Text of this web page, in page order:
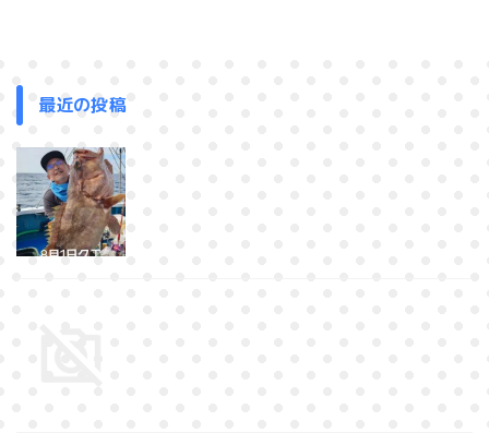
最近の投稿